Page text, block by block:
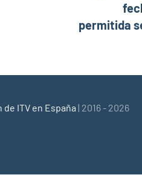
permitida
ITV en España | 2016 - 2026